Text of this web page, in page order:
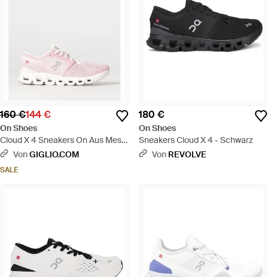
160 €144 €
On Shoes
Cloud X 4 Sneakers On Aus Mesh
- PinkVonGIGLIO.COM
SALE
180 €
On Shoes
Sneakers Cloud X 4 - Schwarz
Von REVOLVE